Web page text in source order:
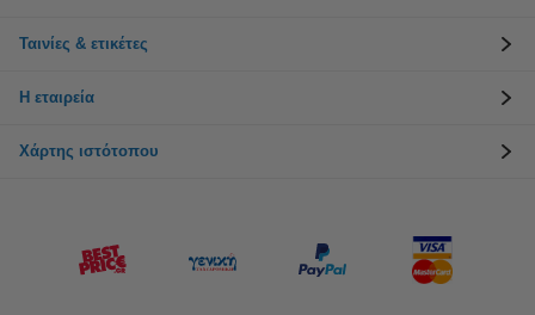
Ταινίες & ετικέτες
Η εταιρεία
Χάρτης ιστότοπου